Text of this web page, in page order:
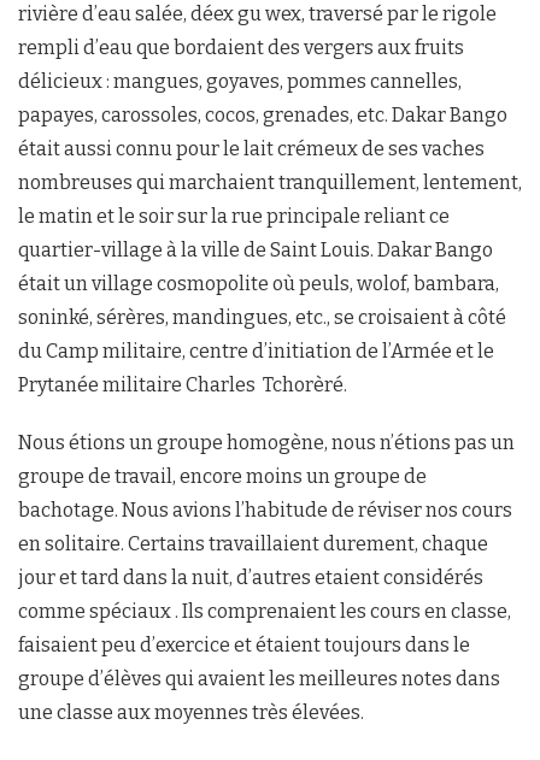
rivière d’eau salée, déex gu wex, traversé par le rigole
rempli d’eau que bordaient des vergers aux fruits
délicieux : mangues, goyaves, pommes cannelles,
papayes, carossoles, cocos, grenades, etc. Dakar Bango
était aussi connu pour le lait crémeux de ses vaches
nombreuses qui marchaient tranquillement, lentement,
le matin et le soir sur la rue principale reliant ce
quartier-village à la ville de Saint Louis. Dakar Bango
était un village cosmopolite où peuls, wolof, bambara,
soninké, sérères, mandingues, etc., se croisaient à côté
du Camp militaire, centre d’initiation de l’Armée et le
Prytanée militaire Charles Tchorèré.
Nous étions un groupe homogène, nous n’étions pas un
groupe de travail, encore moins un groupe de
bachotage. Nous avions l’habitude de réviser nos cours
en solitaire. Certains travaillaient durement, chaque
jour et tard dans la nuit, d’autres etaient considérés
comme spéciaux . Ils comprenaient les cours en classe,
faisaient peu d’exercice et étaient toujours dans le
groupe d’élèves qui avaient les meilleures notes dans
une classe aux moyennes très élevées.